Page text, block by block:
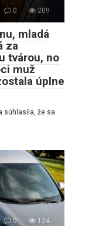
0 209
mladá
za
tvárou, no
muž
úplne
súhlasila, že sa
0 124